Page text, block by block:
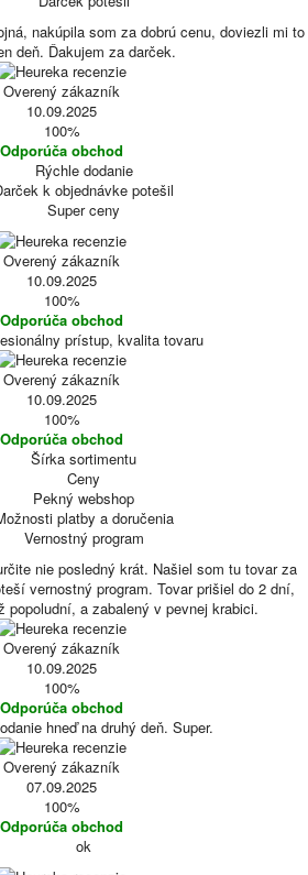
nakúpila som za dobrú cenu, doviezli mi to
deň. Ďakujem za darček.
Overený zákazník
10.09.2025
100%
Odporúča obchod
Rýchle dodanie
k objednávke potešil
Super ceny
Overený zákazník
10.09.2025
100%
Odporúča obchod
prístup, kvalita tovaru
Overený zákazník
10.09.2025
100%
Odporúča obchod
Šírka sortimentu
Ceny
Pekný webshop
platby a doručenia
Vernostný program
nie posledný krát. Našiel som tu tovar za
vernostný program. Tovar prišiel do 2 dní,
popoludní, a zabalený v pevnej krabici.
Overený zákazník
10.09.2025
100%
Odporúča obchod
hneď na druhý deň. Super.
Overený zákazník
07.09.2025
100%
Odporúča obchod
ok